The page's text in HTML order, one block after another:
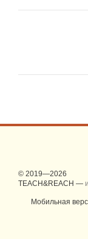
© 2019—2026
TEACH&REACH —
Мобильная